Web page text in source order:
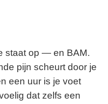
staat op — en BAM.
pijn scheurt door je
een uur is je voet
dat zelfs een